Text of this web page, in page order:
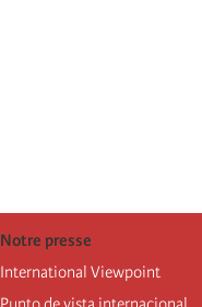
Notre presse
International Viewpoint